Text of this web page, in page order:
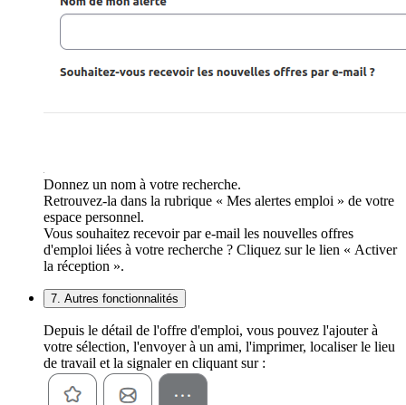
Donnez un nom à votre recherche.
Retrouvez-la dans la rubrique « Mes alertes emploi » de votre
espace personnel.
Vous souhaitez recevoir par e-mail les nouvelles offres
d'emploi liées à votre recherche ? Cliquez sur le lien « Activer
la réception ».
7. Autres fonctionnalités
Depuis le détail de l'offre d'emploi, vous pouvez l'ajouter à
votre sélection, l'envoyer à un ami, l'imprimer, localiser le lieu
de travail et la signaler en cliquant sur :